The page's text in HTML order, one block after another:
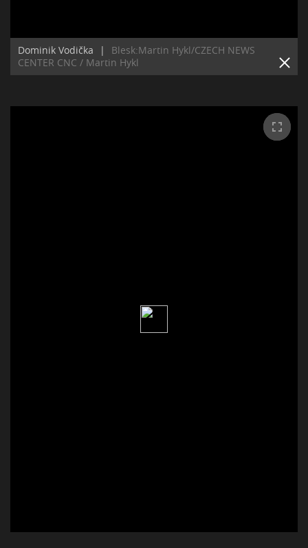
Dominik Vodička |
Blesk:Martin Hykl/CZECH NEWS
CENTER CNC / Martin Hykl